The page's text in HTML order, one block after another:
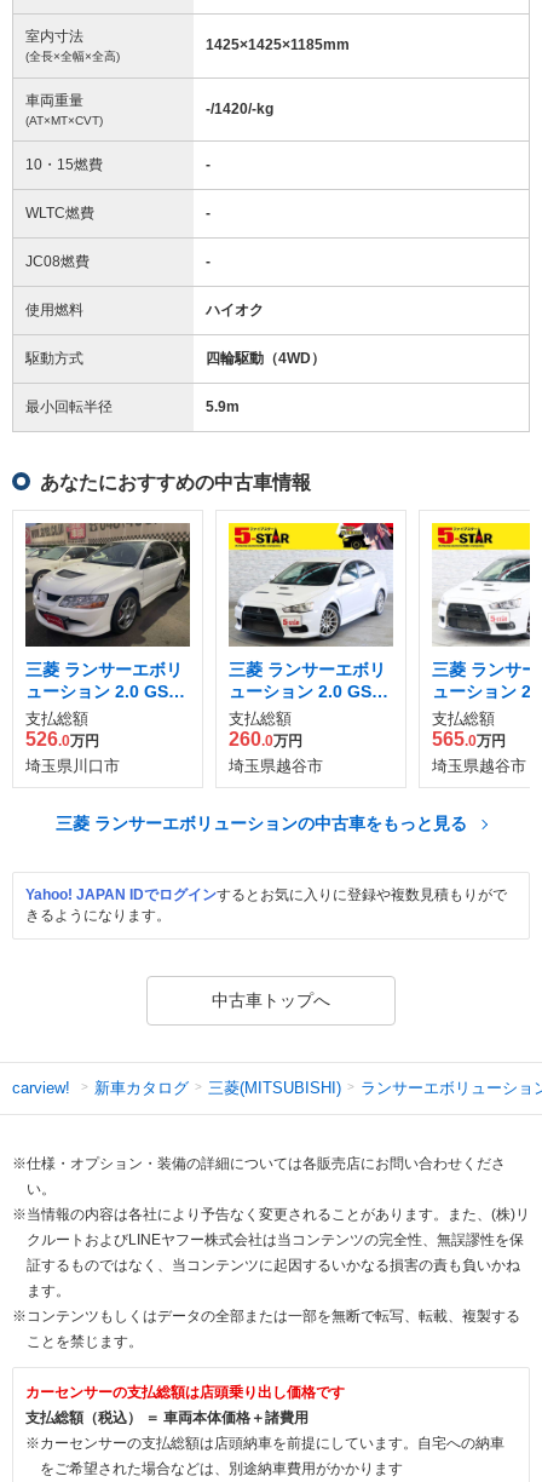
室内寸法
(全長×全幅×全高)
1425×1425×1185mm
車両重量
(AT×MT×CVT)
-/1420/-kg
10・15燃費 -
WLTC燃費 -
JC08燃費 -
使用燃料 ハイオク
駆動方式 四輪駆動（4WD）
最小回転半径 5.9m
あなたにおすすめの中古車情報
三菱 ランサーエボリ
ューション 2.0 GSR
VIII 4WD
支払総額
526.0万円
埼玉県川口市
三菱 ランサーエボリ
ューション 2.0 GSR
X 4WD
支払総額
260.0万円
埼玉県越谷市
三菱 ランサ
ューション
イナルエディ
4WD
支払総額
565.0万円
埼玉県越谷市
三菱 ランサーエボリューションの中古車をもっと見る
Yahoo! JAPAN IDでログインするとお気に入りに登録や複数見積もりがで
きるようになります。
中古車トップへ
carview! 新車カタログ 三菱(MITSUBISHI) ランサーエボリューショ
※仕様・オプション・装備の詳細については各販売店にお問い合わせくださ
い。
※当情報の内容は各社により予告なく変更されることがあります。また、(株)リ
クルートおよびLINEヤフー株式会社は当コンテンツの完全性、無誤謬性を保
証するものではなく、当コンテンツに起因するいかなる損害の責も負いかね
ます。
※コンテンツもしくはデータの全部または一部を無断で転写、転載、複製する
ことを禁じます。
カーセンサーの支払総額は店頭乗り出し価格です
支払総額（税込） ＝ 車両本体価格＋諸費用
※カーセンサーの支払総額は店頭納車を前提にしています。自宅への納車
をご希望された場合などは、別途納車費用がかかります